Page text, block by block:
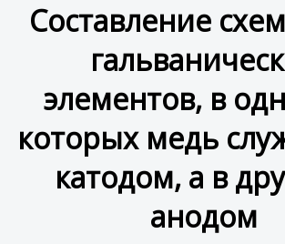
Составление
элементов, в
которых медь
катодом, а в
анодом